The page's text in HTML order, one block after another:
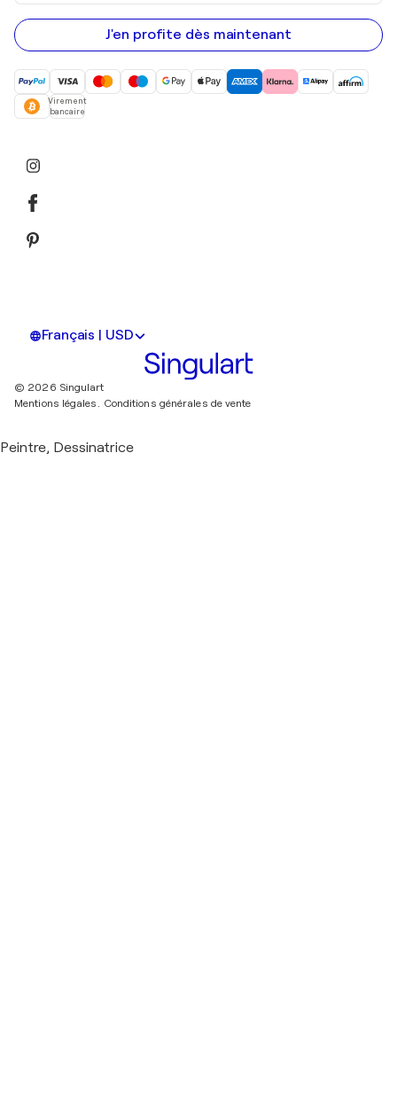
adresse
e-
mail
J'en profite dès maintenant
Virement
bancaire
Français | USD
© 2026 Singulart
Mentions légales. Conditions générales de vente
Peintre, Dessinatrice